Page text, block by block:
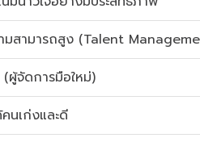
มสามารถสูง (Talent
(ผู้จัดการมือใหม่)
นเก่งและดี